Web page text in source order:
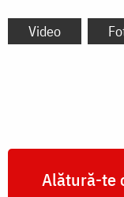
Video
Alătură-te